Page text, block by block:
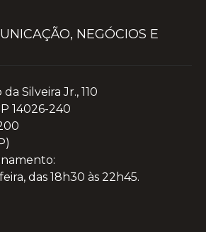
NEGÓCIOS E
Silveira Jr., 110
14026-240
das 18h30 às 22h45.